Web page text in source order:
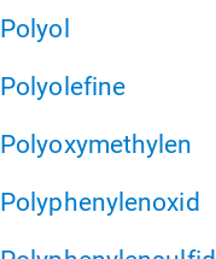
Polyol
Polyolefine
Polyoxymethylen
Polyphenylenoxid